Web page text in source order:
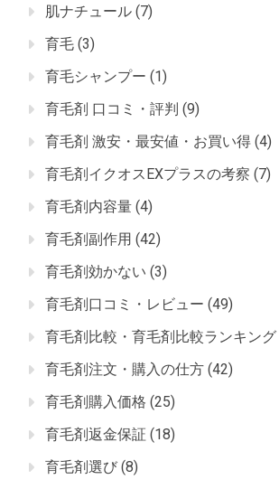
肌ナチュール (7)
育毛 (3)
育毛シャンプー (1)
育毛剤 口コミ・評判 (9)
育毛剤 激安・最安値・お買い得 (4)
育毛剤イクオスEXプラスの考察 (7)
育毛剤内容量 (4)
育毛剤副作用 (42)
育毛剤効かない (3)
育毛剤口コミ・レビュー (49)
育毛剤比較・育毛剤比較ランキング
育毛剤注文・購入の仕方 (42)
育毛剤購入価格 (25)
育毛剤返金保証 (18)
育毛剤選び (8)